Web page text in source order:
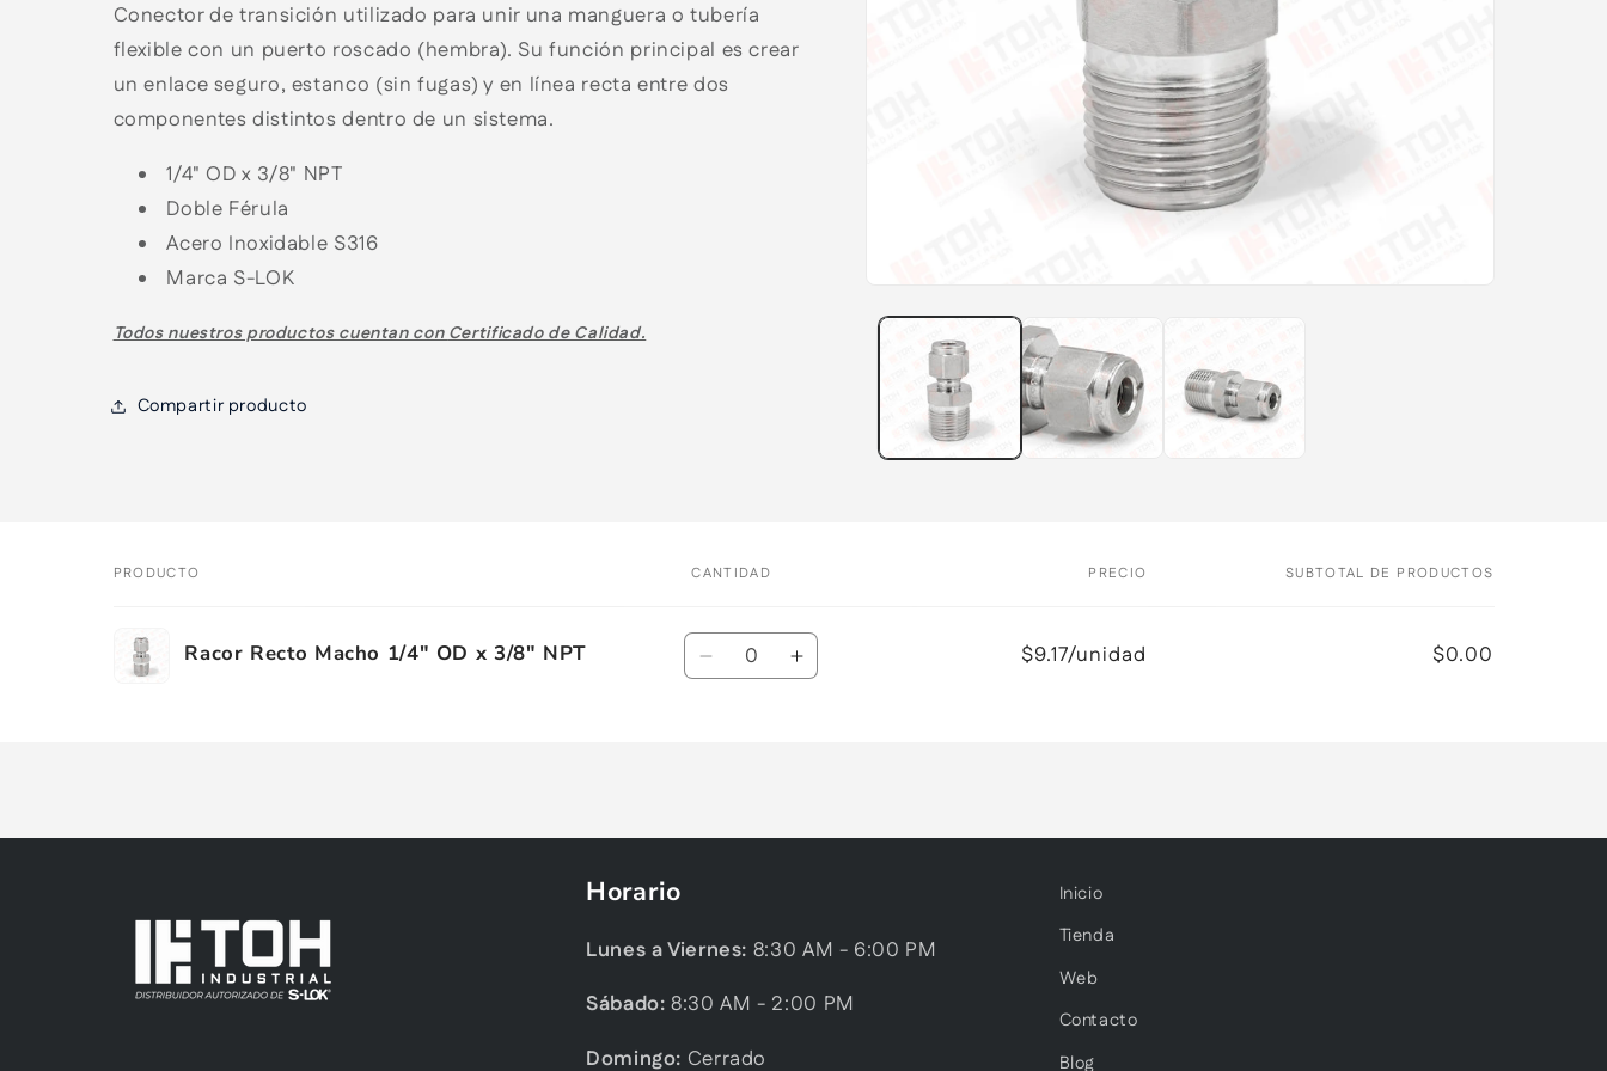
Conector de transición utilizado para unir una manguera o tubería
flexible con un puerto roscado (hembra). Su función principal es crear
un enlace seguro, estanco (sin fugas) y en línea recta entre dos
componentes distintos dentro de un sistema.
1/4" OD x 3/8" NPT
Doble Férula
Acero Inoxidable S316
Marca S-LOK
Todos nuestros productos cuentan con Certificado de Calidad.
Compartir producto
carrito
PRODUCTO CANTIDAD PRECIO SUBTOTAL DE PRODUCTOS
Racor Recto Macho 1/4" OD x 3/8" NPT Cantidad
Reducir
Aumentar
$9.17/unidad
$0.00
Horario
Lunes a Viernes: 8:30 AM - 6:00 PM
Sábado: 8:30 AM - 2:00 PM
Domingo: Cerrado
Inicio
Tienda
Web
Contacto
Blog